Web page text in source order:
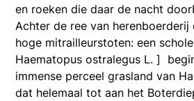
en roeken die daar de nacht
Achter de ree van
hoge mitrailleurstoten: een
Haematopus ostralegus L. ]
immense perceel grasland van
dat helemaal tot aan het